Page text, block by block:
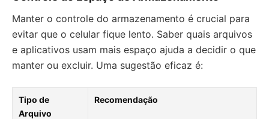
Manter o controle do armazenamento é crucial para
evitar que o celular fique lento. Saber quais arquivos
e aplicativos usam mais espaço ajuda a decidir o que
manter ou excluir. Uma sugestão eficaz é:
Tipo de
Arquivo
Recomendação